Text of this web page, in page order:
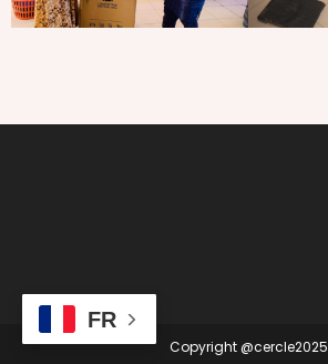
Copyright @cercle2025
FR